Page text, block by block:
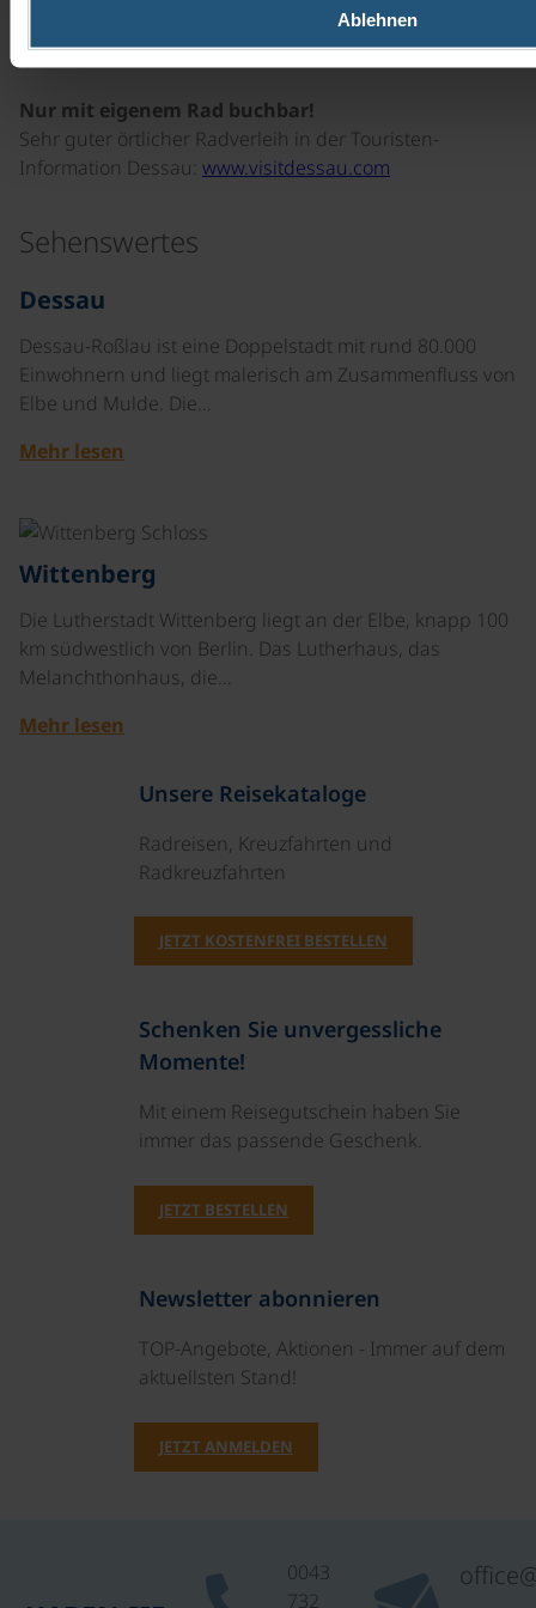
Ablehnen
Nur mit eigenem Rad buchbar!
Sehr guter örtlicher Radverleih in der Touristen-
Information Dessau: www.visitdessau.com
Sehenswertes
Dessau
Dessau-Roßlau ist eine Doppelstadt mit rund 80.000
Einwohnern und liegt malerisch am Zusammenfluss von
Elbe und Mulde. Die…
Mehr lesen
Wittenberg
Die Lutherstadt Wittenberg liegt an der Elbe, knapp 100
km südwestlich von Berlin. Das Lutherhaus, das
Melanchthonhaus, die…
Mehr lesen
Unsere Reisekataloge
Radreisen, Kreuzfahrten und
Radkreuzfahrten
JETZT KOSTENFREI BESTELLEN
Schenken Sie unvergessliche
Momente!
Mit einem Reisegutschein haben Sie
immer das passende Geschenk.
JETZT BESTELLEN
Newsletter abonnieren
TOP-Angebote, Aktionen - Immer auf dem
aktuellsten Stand!
JETZT ANMELDEN
0043
732